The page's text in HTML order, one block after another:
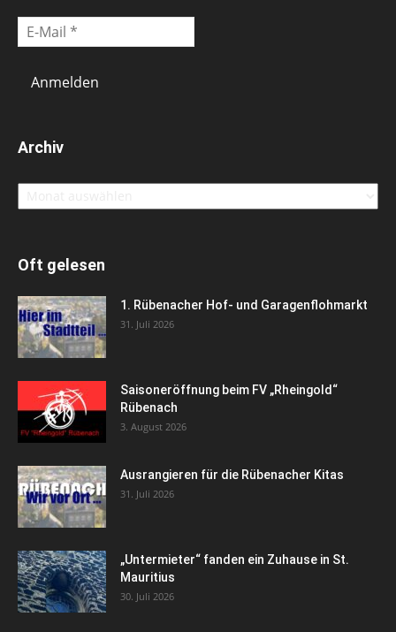
Archiv
Archiv
Oft gelesen
1. Rübenacher Hof- und Garagenflohmarkt
31. Juli 2026
Saisoneröffnung beim FV „Rheingold“
Rübenach
3. August 2026
Ausrangieren für die Rübenacher Kitas
31. Juli 2026
„Untermieter“ fanden ein Zuhause in St.
Mauritius
30. Juli 2026